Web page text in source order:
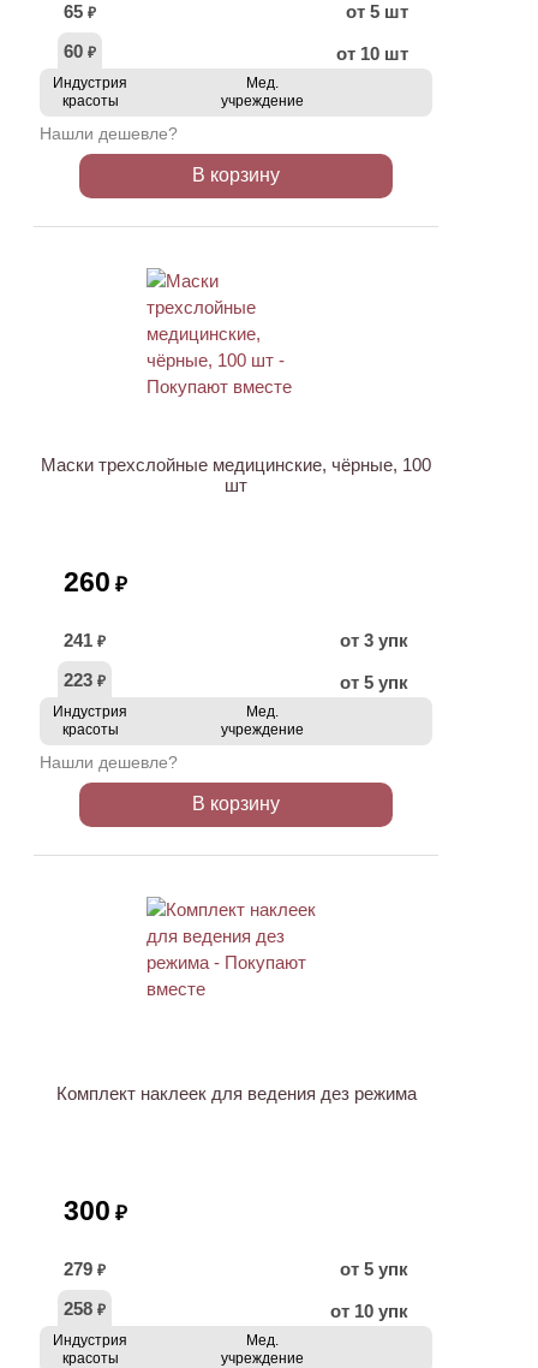
65 ₽
от 5 шт
60 ₽ от 10 шт
Индустрия
красоты
Мед.
учреждение
Нашли дешевле?
В корзину
Маски трехслойные медицинские, чёрные, 100
шт
260 ₽
241 ₽
от 3 упк
223 ₽ от 5 упк
Индустрия
красоты
Мед.
учреждение
Нашли дешевле?
В корзину
Комплект наклеек для ведения дез режима
300 ₽
279 ₽
от 5 упк
258 ₽ от 10 упк
Индустрия
красоты
Мед.
учреждение